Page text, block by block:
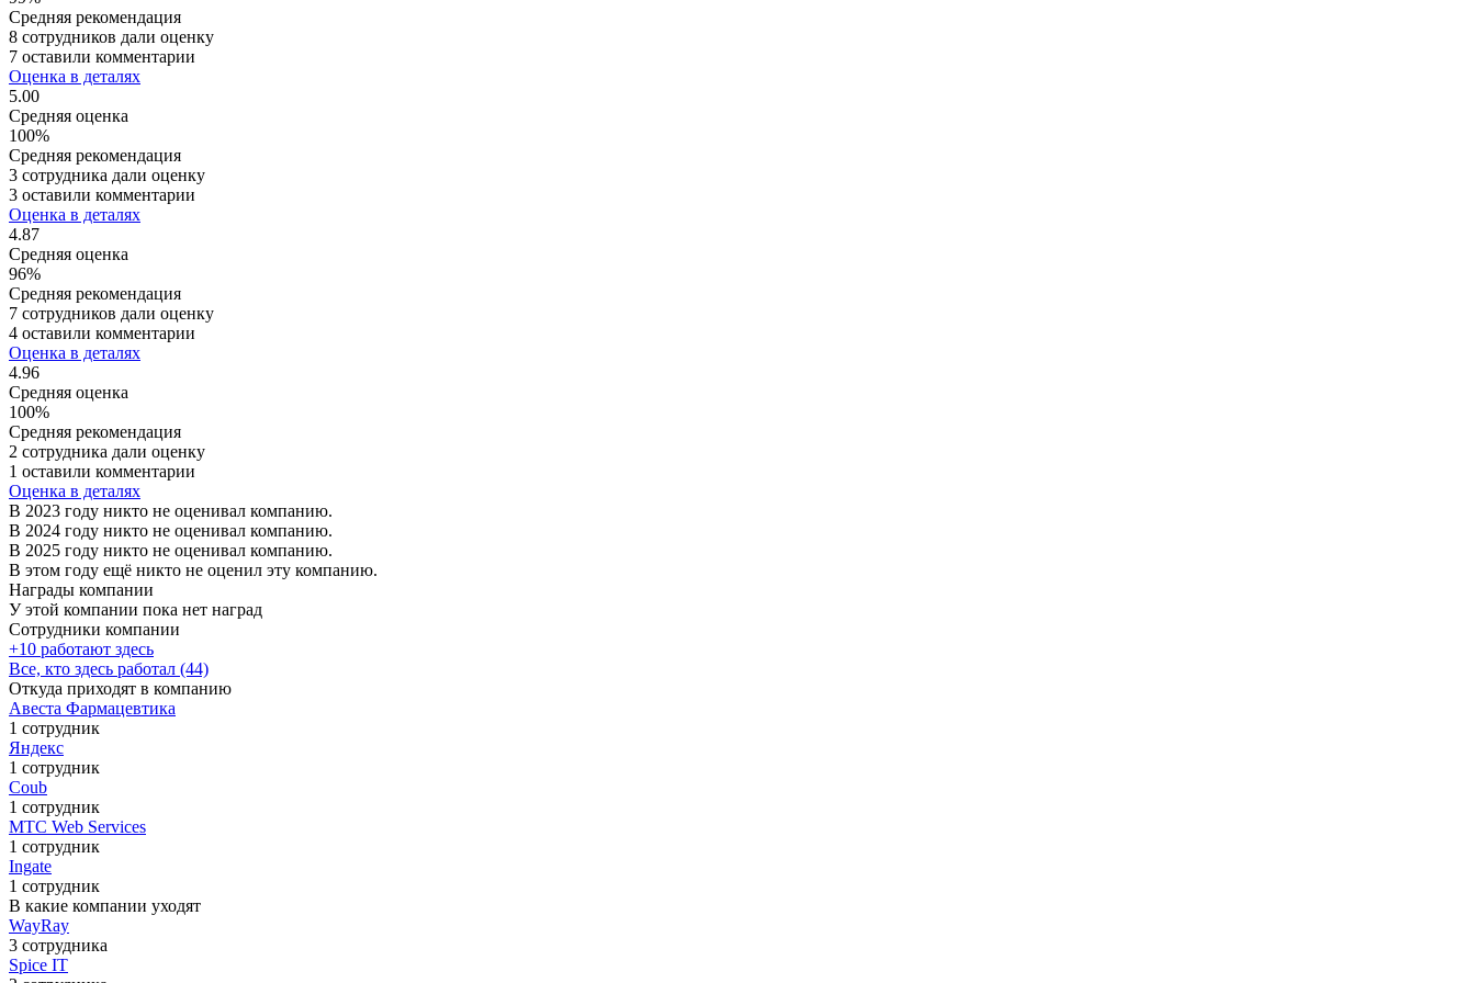
Средняя рекомендация
8 сотрудников дали оценку
7 оставили комментарии
Оценка в деталях
5.00
Средняя оценка
100%
Средняя рекомендация
3 сотрудника дали оценку
3 оставили комментарии
Оценка в деталях
4.87
Средняя оценка
96%
Средняя рекомендация
7 сотрудников дали оценку
4 оставили комментарии
Оценка в деталях
4.96
Средняя оценка
100%
Средняя рекомендация
2 сотрудника дали оценку
1 оставили комментарии
Оценка в деталях
В 2023 году никто не оценивал компанию.
В 2024 году никто не оценивал компанию.
В 2025 году никто не оценивал компанию.
В этом году ещё никто не оценил эту компанию.
Награды компании
У этой компании пока нет наград
Сотрудники компании
+10 работают здесь
Все, кто здесь работал (44)
Откуда приходят в компанию
Авеста Фармацевтика
1 сотрудник
Яндекс
1 сотрудник
Coub
1 сотрудник
МТС Web Services
1 сотрудник
Ingate
1 сотрудник
В какие компании уходят
WayRay
3 сотрудника
Spice IT